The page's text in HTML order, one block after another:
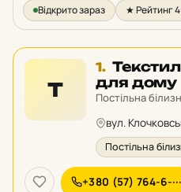
Відкрито зараз ★ Рейтинг
Т
1. Місце
1
у
для дому
Постільна
вул.
Постільна
+380 (57) 764-6-···